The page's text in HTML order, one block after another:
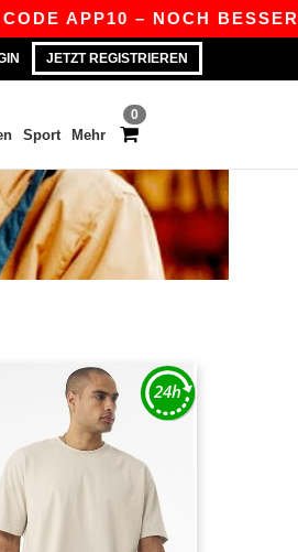
APP10 – NOCH BESSERE
JETZT REGISTRIEREN
0
Sport Mehr